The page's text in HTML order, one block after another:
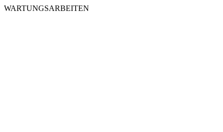
WARTUNGSARBEITEN